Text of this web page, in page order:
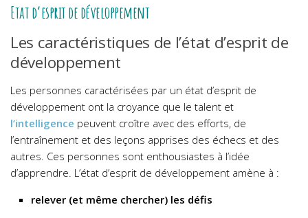
Etat d’esprit de développement
Les caractéristiques de l’état d’esprit de
développement
Les personnes caractérisées par un état d’esprit de
développement ont la croyance que le talent et
l’intelligence peuvent croître avec des efforts, de
l’entraînement et des leçons apprises des échecs et des
autres. Ces personnes sont enthousiastes à l’idée
d’apprendre. L’état d’esprit de développement amène à :
relever (et même chercher) les défis